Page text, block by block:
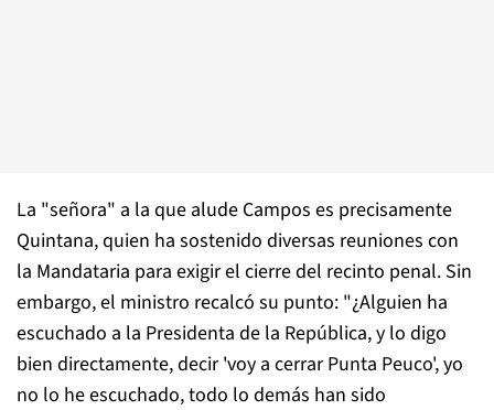
La "señora" a la que alude Campos es precisamente
Quintana, quien ha sostenido diversas reuniones con
la Mandataria para exigir el cierre del recinto penal. Sin
embargo, el ministro recalcó su punto: "¿Alguien ha
escuchado a la Presidenta de la República, y lo digo
bien directamente, decir 'voy a cerrar Punta Peuco', yo
no lo he escuchado, todo lo demás han sido